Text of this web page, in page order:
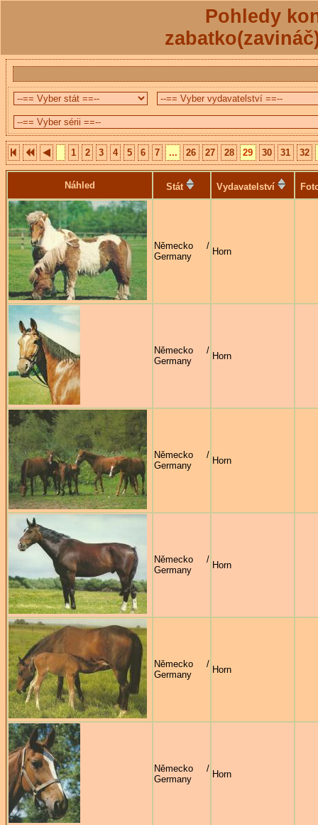
Pohledy
1 2 3 4 5 6 7 ... 26 27 28 29 30 31 32
Náhled Stát Vydavatelství
Německo /
Germany
Horn
Německo /
Germany
Horn
Německo /
Germany
Horn
Německo /
Germany
Horn
Německo /
Germany
Horn
Německo /
Germany
Horn